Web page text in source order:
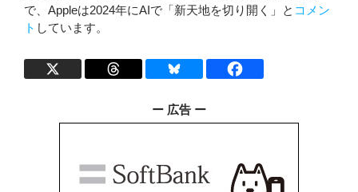
で、Appleは2024年にAIで「新天地を切り開く」と コメン
ト しています。
ー 広告 ー